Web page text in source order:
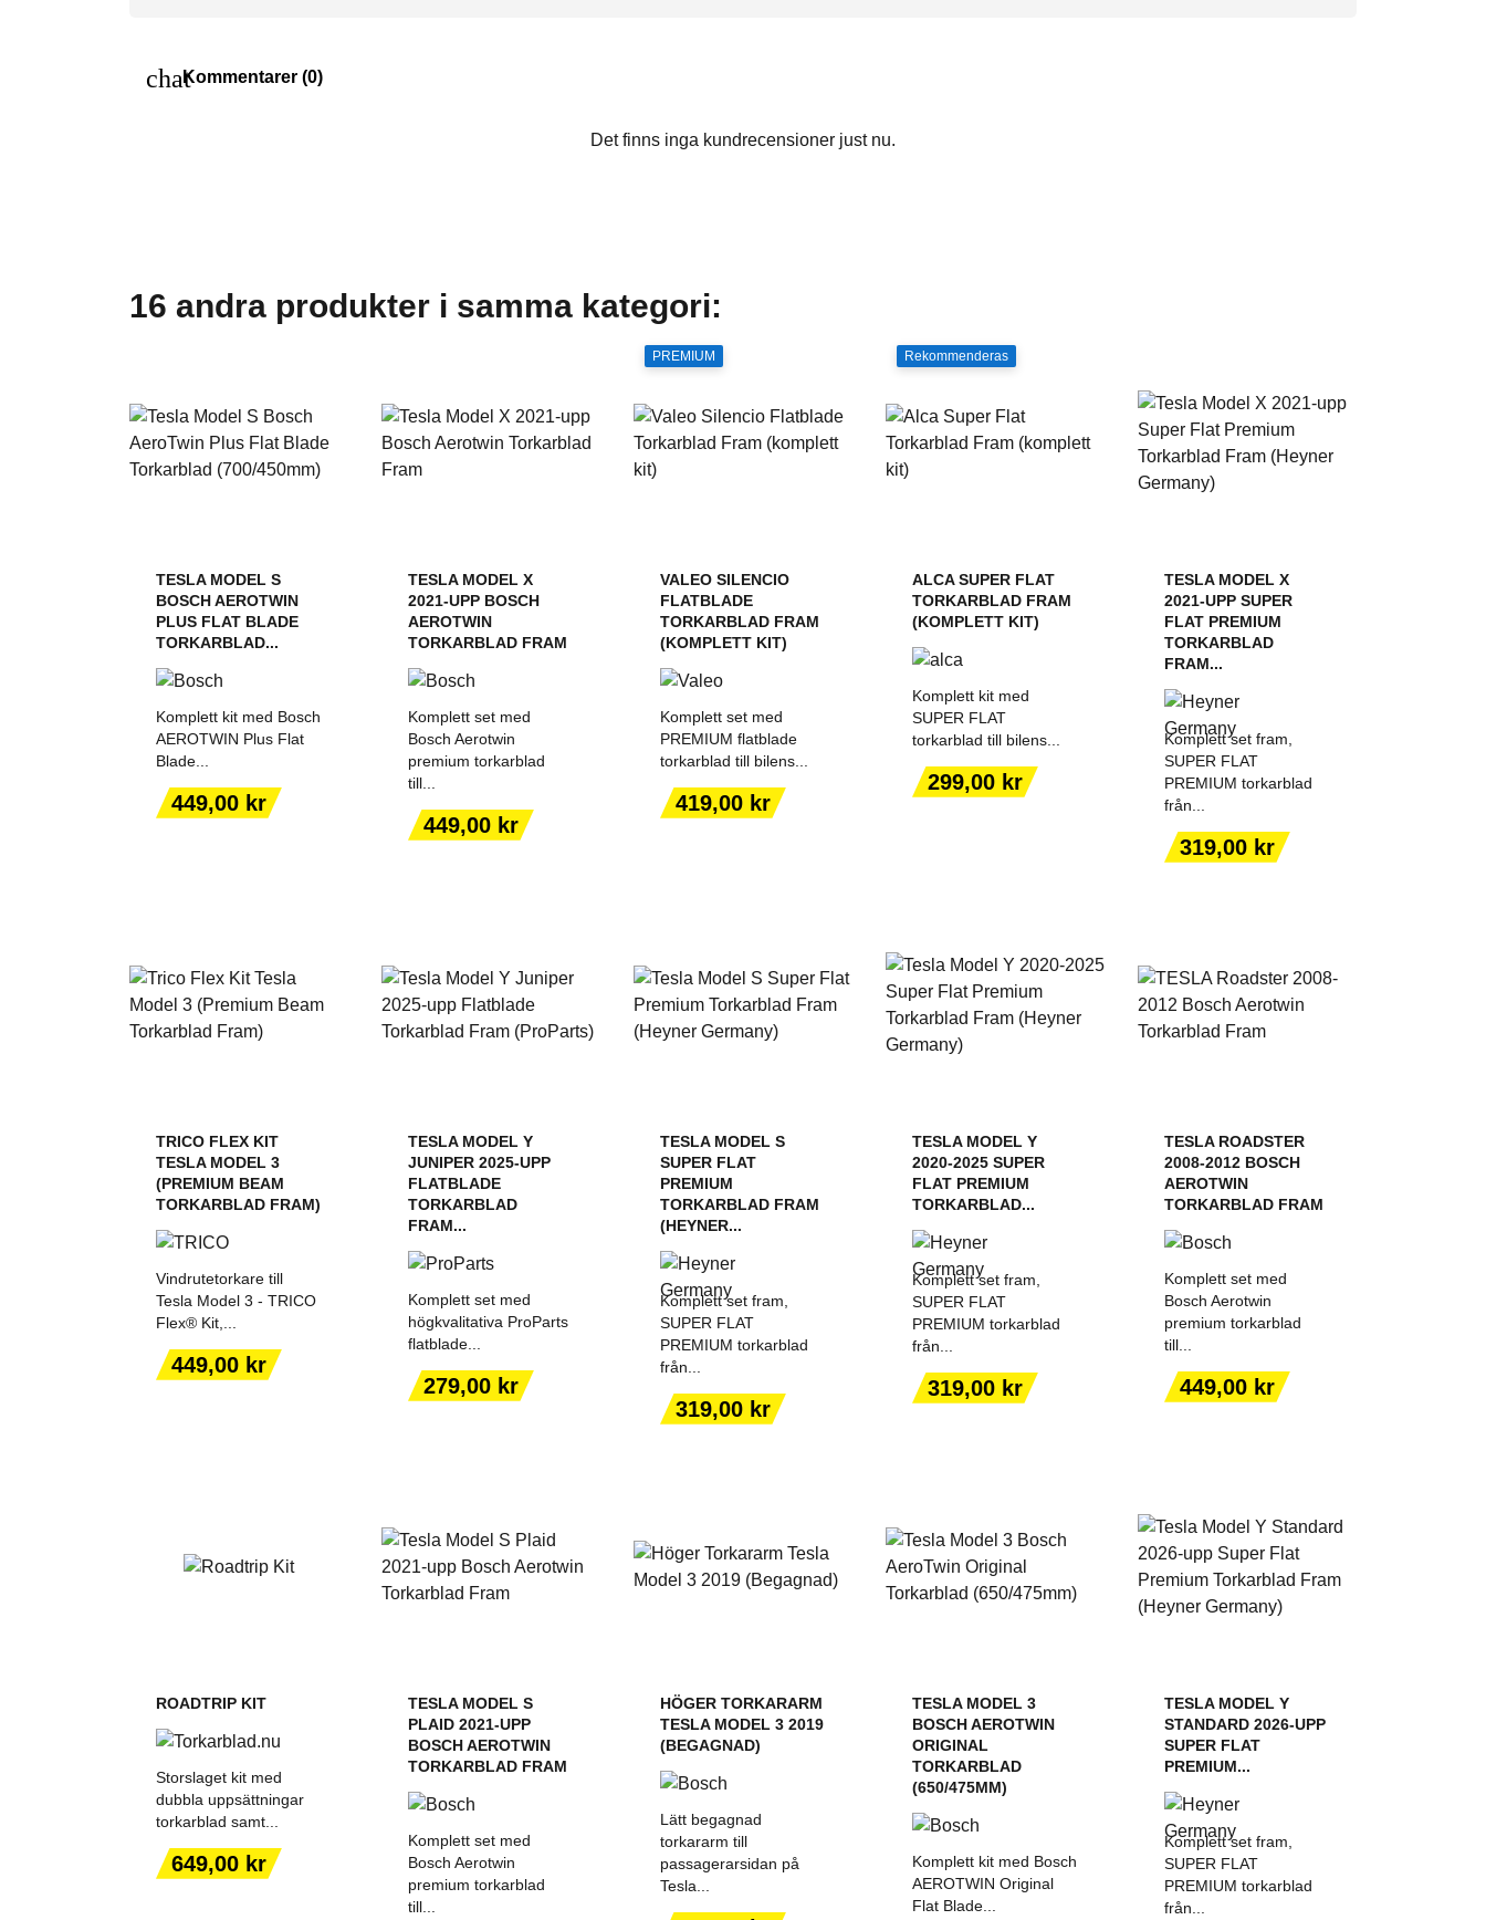
chatKommentarer (0)
Det finns inga kundrecensioner just nu.
16 andra produkter i samma kategori:
TESLA MODEL S
BOSCH AEROTWIN
PLUS FLAT BLADE
TORKARBLAD...
Komplett kit med Bosch
AEROTWIN Plus Flat
Blade...
Pris
449,00 kr
LÄGG TILL I
TESLA MODEL X
2021-UPP BOSCH
AEROTWIN
TORKARBLAD FRAM
Komplett set med
Bosch Aerotwin
premium torkarblad
till...
Pris
449,00 kr
LÄGG TILL I
VARUKORGEN
VALEO SILENCIO
FLATBLADE
TORKARBLAD FRAM
(KOMPLETT KIT)
Komplett set med
PREMIUM flatblade
torkarblad till bilens...
Pris
419,00 kr
FYLL I BILMODELL
PREMIUM
ALCA SUPER FLAT
TORKARBLAD FRAM
(KOMPLETT KIT)
Komplett kit med
SUPER FLAT
torkarblad till bilens...
Pris
299,00 kr
Rekommenderas
TESLA MODEL X
2021-UPP SUPER
FLAT PREMIUM
TORKARBLAD
FRAM...
Komplett set fram,
SUPER FLAT
PREMIUM torkarblad
från...
Pris
319,00 kr
LÄGG TILL I
VARUKORGEN
TRICO FLEX KIT
TESLA MODEL 3
(PREMIUM BEAM
TORKARBLAD FRAM)
Vindrutetorkare till
Tesla Model 3 - TRICO
Flex® Kit,...
Pris
449,00 kr
LÄGG TILL I
TESLA MODEL Y
JUNIPER 2025-UPP
FLATBLADE
TORKARBLAD
FRAM...
Komplett set med
högkvalitativa ProParts
flatblade...
Pris
279,00 kr
LÄGG TILL I
VARUKORGEN
TESLA MODEL S
SUPER FLAT
PREMIUM
TORKARBLAD FRAM
(HEYNER...
Komplett set fram,
SUPER FLAT
PREMIUM torkarblad
från...
Pris
319,00 kr
LÄGG TILL I
VARUKORGEN
TESLA MODEL Y
2020-2025 SUPER
FLAT PREMIUM
TORKARBLAD...
Komplett set fram,
SUPER FLAT
PREMIUM torkarblad
från...
Pris
319,00 kr
LÄGG TILL I
VARUKORGEN
TESLA ROADSTER
2008-2012 BOSCH
AEROTWIN
TORKARBLAD FRAM
Komplett set med
Bosch Aerotwin
premium torkarblad
till...
Pris
449,00 kr
LÄGG TILL I
VARUKORGEN
ROADTRIP KIT
Storslaget kit med
dubbla uppsättningar
torkarblad samt...
Pris
649,00 kr
TESLA MODEL S
PLAID 2021-UPP
BOSCH AEROTWIN
TORKARBLAD FRAM
Komplett set med
Bosch Aerotwin
premium torkarblad
till...
HÖGER TORKARARM
TESLA MODEL 3 2019
(BEGAGNAD)
Lätt begagnad
torkararm till
passagerarsidan på
Tesla...
LÄGG TILL I
TESLA MODEL 3
BOSCH AEROTWIN
ORIGINAL
TORKARBLAD
(650/475MM)
Komplett kit med Bosch
AEROTWIN Original
Flat Blade...LÄGG TILL I
TESLA MODEL Y
STANDARD 2026-UPP
SUPER FLAT
PREMIUM...
Komplett set fram,
SUPER FLAT
PREMIUM torkarblad
från... LÄGG TILL I